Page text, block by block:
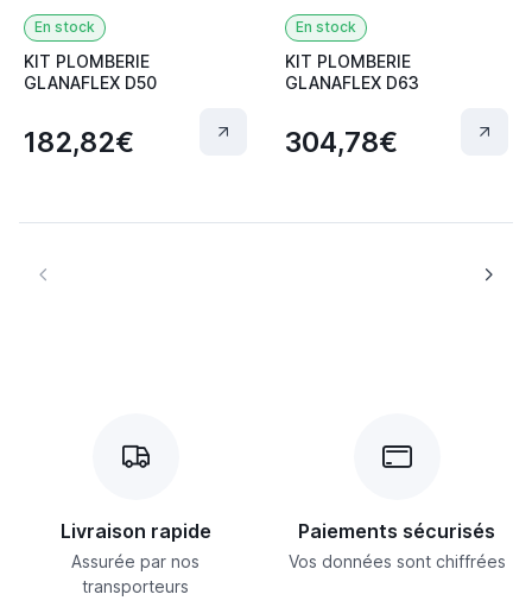
En stock
KIT PLOMBERIE
GLANAFLEX D50
182,82€
En stock
KIT PLOMBERIE
GLANAFLEX D63
304,78€
Livraison rapide
Assurée par nos
transporteurs
Paiements sécurisés
Vos données sont chiffrées